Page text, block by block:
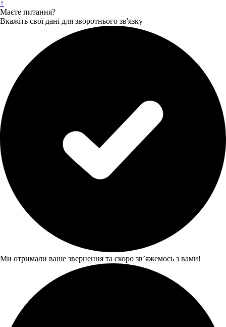
↑
Маєте питання?
Вкажіть свої дані для зворотнього зв'язку
Ми отримали ваше звернення та скоро звʼяжемось з вами!